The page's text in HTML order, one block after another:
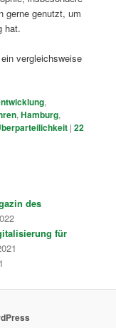
gerne genutzt, um
hat.
vergleichsweise
,
,Hamburg,
|22
des
für